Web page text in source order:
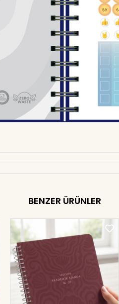
BENZER ÜRÜNLER